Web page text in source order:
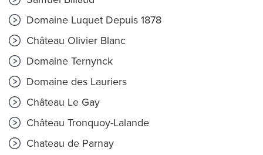
Domaine Luquet Depuis 1878
Château Olivier Blanc
Domaine Ternynck
Domaine des Lauriers
Château Le Gay
Château Tronquoy-Lalande
Chateau de Parnay